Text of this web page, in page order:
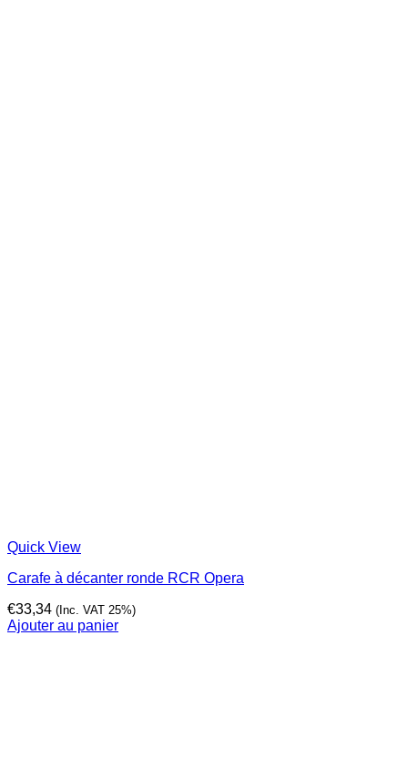
Quick View
Carafe à décanter ronde RCR Opera
€33,34 (Inc. VAT 25%)
Ajouter au panier